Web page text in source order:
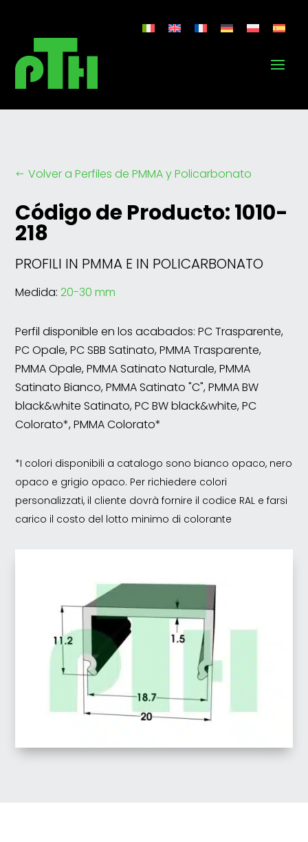
# Volver a Perfiles de PMMA y Policarbonato
Código de Producto: 1010-
218
PROFILI IN PMMA E IN POLICARBONATO
Medida:20-30 mm
Perfil disponible en los acabados: PC Trasparente,
PC Opale, PC SBB Satinato, PMMA Trasparente,
PMMA Opale, PMMA Satinato Naturale, PMMA
Satinato Bianco, PMMA Satinato "C", PMMA BW
black&white Satinato, PC BW black&white, PC
Colorato*, PMMA Colorato*
*I colori disponibili a catalogo sono bianco opaco, nero
opaco e grigio opaco. Per richiedere colori
personalizzati, il cliente dovrà fornire il codice RAL e farsi
carico il costo del lotto minimo di colorante